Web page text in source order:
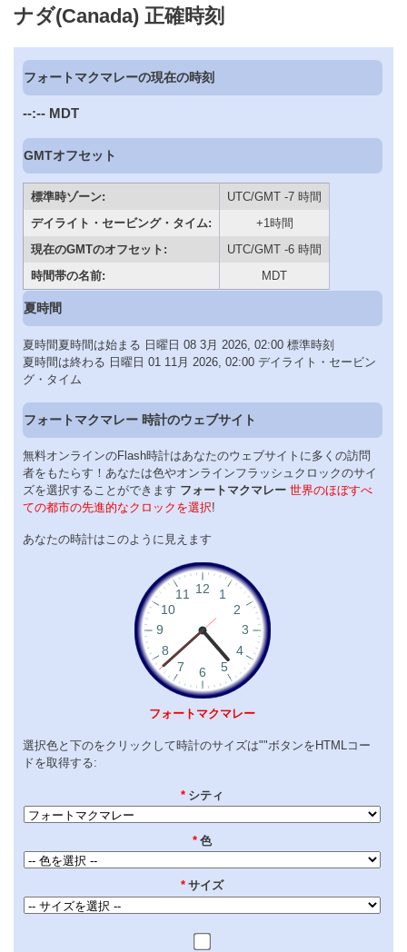
ナダ(Canada) 正確時刻
フォートマクマレーの現在の時刻
--:-- MDT
GMTオフセット
標準時ゾーン:
UTC/GMT -7 時間
デイライト・セービング・タイム:
+1時間
現在のGMTのオフセット:
UTC/GMT -6 時間
時間帯の名前:
MDT
夏時間
夏時間夏時間は始まる 日曜日 08 3月 2026, 02:00 標準時刻
夏時間は終わる 日曜日 01 11月 2026, 02:00 デイライト・セービン
グ・タイム
フォートマクマレー 時計のウェブサイト
無料オンラインのFlash時計はあなたのウェブサイトに多くの訪問
者をもたらす！あなたは色やオンラインフラッシュクロックのサイ
ズを選択することができます フォートマクマレー 世界のほぼすべ
ての都市の先進的なクロックを選択!
あなたの時計はこのように見えます
フォートマクマレー
選択色と下のをクリックして時計のサイズは""ボタンをHTMLコー
ドを取得する:
* シティ
* 色
* サイズ